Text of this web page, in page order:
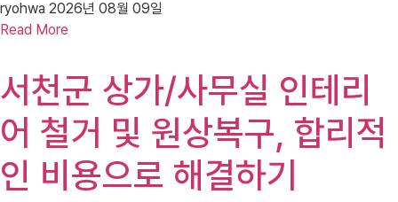
ryohwa 2026년 08월 09일
Read More
서천군 상가/사무실 인테리
어 철거 및 원상복구, 합리적
인 비용으로 해결하기